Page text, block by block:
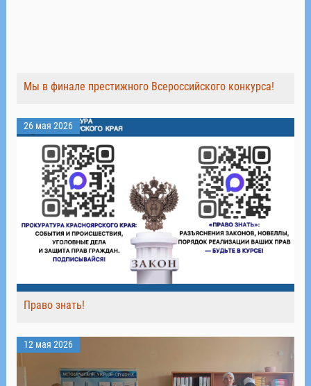
Мы в финале престижного Всероссийского конкурса!
26 мая 2026
Право знать!
12 мая 2026